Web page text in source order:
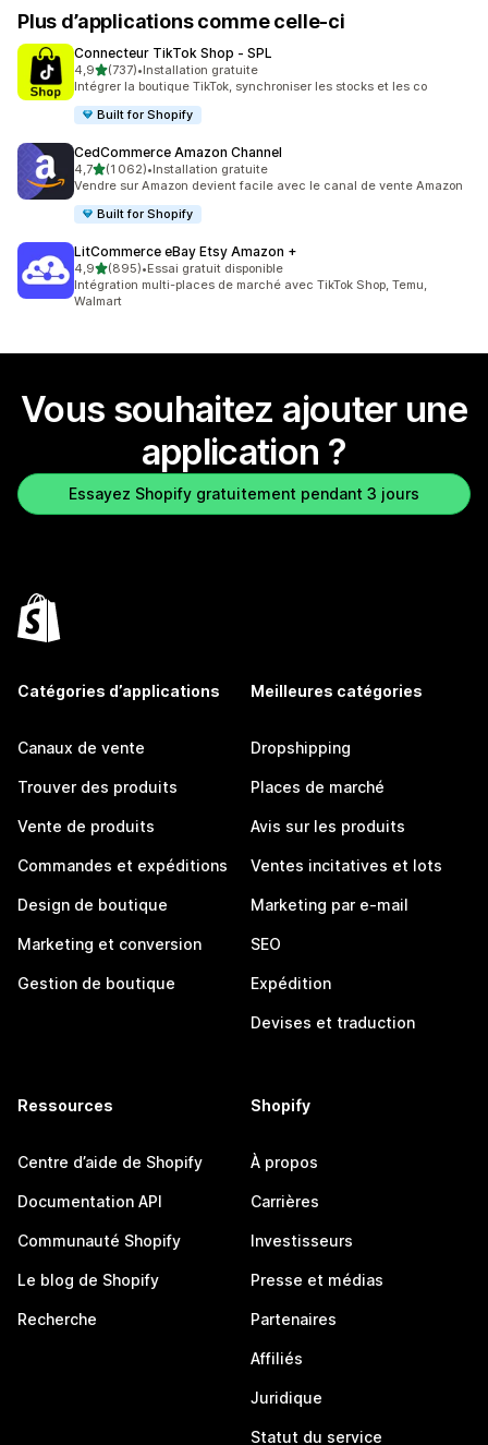
Plus d’applications comme celle-ci
Connecteur TikTok Shop ‑ SPL
4,9étoile(s) sur 5
(737)
737 avis au total
•Installation gratuite
Intégrer la boutique TikTok, synchroniser les stocks et les co
Built for Shopify
CedCommerce Amazon Channel
4,7étoile(s) sur 5
(1 062)
1062 avis au total
•Installation gratuite
Vendre sur Amazon devient facile avec le canal de vente Amazon
Built for Shopify
LitCommerce eBay Etsy Amazon +
4,9étoile(s) sur 5
(895)
895 avis au total
•Essai gratuit disponible
Intégration multi-places de marché avec TikTok Shop, Temu,
Walmart
Vous souhaitez ajouter une
application ?
Essayez Shopify gratuitement pendant 3 jours
Catégories d’applications
Canaux de vente
Trouver des produits
Vente de produits
Commandes et expéditions
Design de boutique
Marketing et conversion
Gestion de boutique
Meilleures catégories
Dropshipping
Places de marché
Avis sur les produits
Ventes incitatives et lots
Marketing par e-mail
SEO
Expédition
Devises et traduction
Ressources
Centre d’aide de Shopify
Documentation API
Communauté Shopify
Le blog de Shopify
Recherche
Shopify
À propos
Carrières
Investisseurs
Presse et médias
Partenaires
Affiliés
Juridique
Statut du service